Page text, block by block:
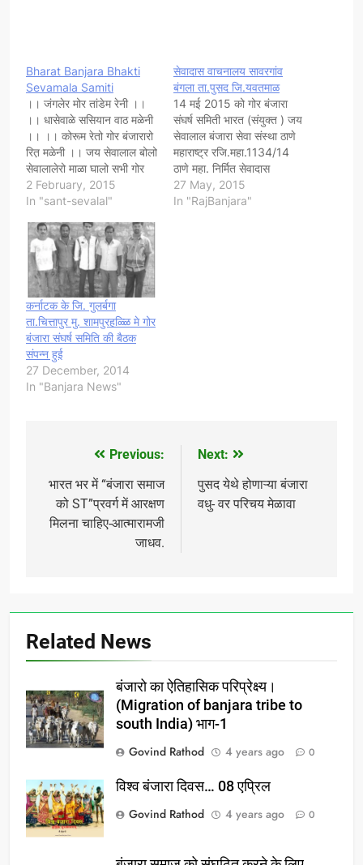
Bharat Banjara Bhakti
Sevamala Samiti
।। जंगलेर मोर तांडेम रेनी ।।
।। धासेवाळे ससियान वाठ मळेनी
।। ।। कोरूम रेतो गोर बंजारारो
रित़ मळेनी ।। जय सेवालाल बोलो
सेवालालेरो माळा घालो सभी गोर
बंजारा भाईयों को निवेदन है। "गोर
बंजारा संर्घष समिति भारत" सलग्न
समिति कर्नाटक की ओर से
25/01/2015 से…
2 February, 2015
In "sant-sevalal"
सेवादास वाचनालय सावरगांव
बंगला ता.पुसद जि.यवतमाळ
14 मई 2015 को गोर बंजारा
संघर्ष समिती भारत (संयुक्त ) जय
सेवालाल बंजारा सेवा संस्था ठाणे
महाराष्ट्र रजि.महा.1134/14
ठाणे महा. निर्मित सेवादास
वाचनालय सावरगांव (बंगला)
ता.पुसद जि.यवतमाळ का
27 May, 2015
In "RajBanjara"
कर्नाटक के जि. गुलर्बगा
ता.चित्तापुर मु. शामपुरहळ्ळि मे गोर
बंजारा संघर्ष समिति की बैठक
संपन्न हुई
27 December, 2014
In "Banjara News"
navigation
Previous:
भारत भर में “बंजारा समाज
को ST”प्रवर्ग में आरक्षण
मिलना चाहिए-आत्मारामजी
जाधव.
Next:
पुसद येथे होणाऱ्या बंजारा
वधु- वर परिचय मेळावा
Related News
बंजारो का ऐतिहासिक परिप्रेक्ष्य।
(Migration of banjara tribe to
south India) भाग-1
Govind Rathod
4 years ago 0
विश्व बंजारा दिवस… 08 एप्रिल
Govind Rathod
4 years ago 0